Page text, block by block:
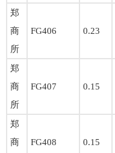
郑
商
所
FG406 0.23
郑
商
所
FG407 0.15
郑
商
FG408 0.15